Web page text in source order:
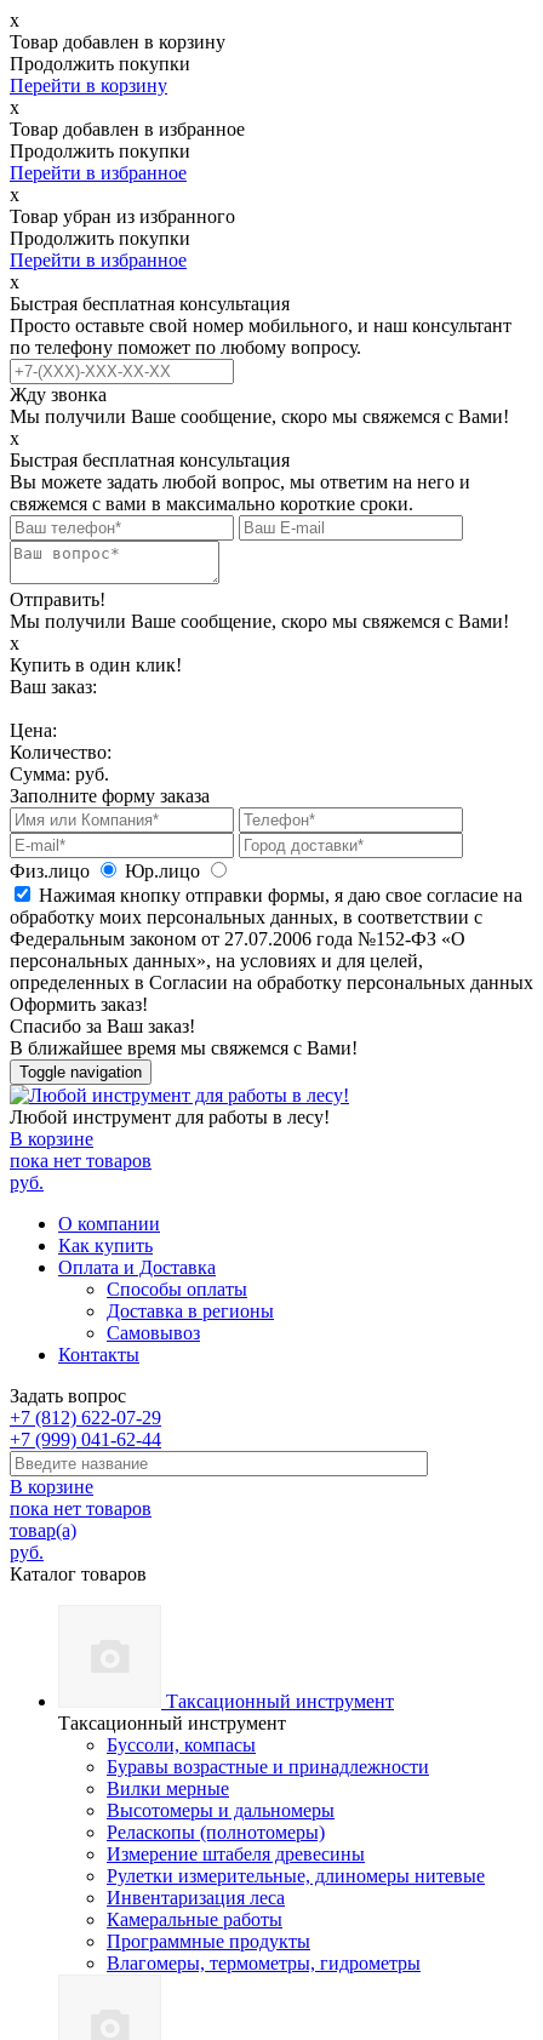
х
Товар добавлен в корзину
Продолжить покупки
Перейти в корзину
х
Товар добавлен в избранное
Продолжить покупки
Перейти в избранное
х
Товар убран из избранного
Продолжить покупки
Перейти в избранное
х
Быстрая бесплатная консультация
Просто оставьте свой номер мобильного, и наш консультант
по телефону поможет по любому вопросу.
Жду звонка
Мы получили Ваше сообщение, скоро мы свяжемся с Вами!
х
Быстрая бесплатная консультация
Вы можете задать любой вопрос, мы ответим на него и
свяжемся с вами в максимально короткие сроки.
Отправить!
Мы получили Ваше сообщение, скоро мы свяжемся с Вами!
х
Купить в один клик!
Ваш заказ:
Цена:
Количество:
Сумма: руб.
Заполните форму заказа
Физ.лицо
Юр.лицо
Нажимая кнопку отправки формы, я даю свое согласие на
обработку моих персональных данных, в соответствии с
Федеральным законом от 27.07.2006 года №152-ФЗ «О
персональных данных», на условиях и для целей,
определенных в Согласии на обработку персональных данных
Оформить заказ!
Спасибо за Ваш заказ!
В ближайшее время мы свяжемся с Вами!
Toggle navigation
Любой инструмент для работы в лесу!
В корзине
пока нет товаров
руб.
О компании
Как купить
Оплата и Доставка
Способы оплаты
Доставка в регионы
Самовывоз
Контакты
Задать вопрос
+7 (812) 622-07-29
+7 (999) 041-62-44
В корзине
пока нет товаров
товар(а)
руб.
Каталог товаров
Таксационный инструмент
Таксационный инструмент
Буссоли, компасы
Буравы возрастные и принадлежности
Вилки мерные
Высотомеры и дальномеры
Реласкопы (полнотомеры)
Измерение штабеля древесины
Рулетки измерительные, длиномеры нитевые
Инвентаризация леса
Камеральные работы
Программные продукты
Влагомеры, термометры, гидрометры